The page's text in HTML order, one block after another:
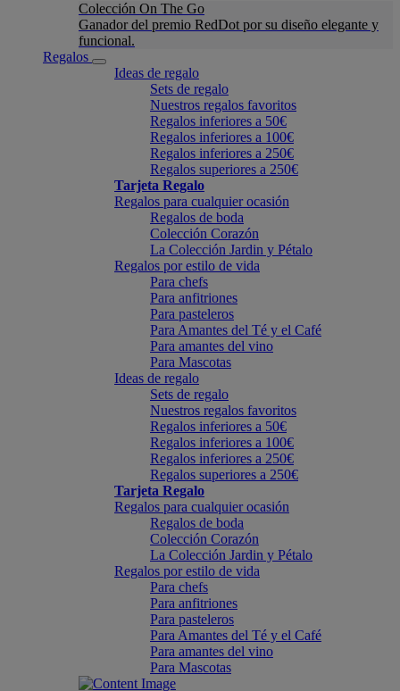
Colección On The Go
Ganador del premio RedDot por su diseño elegante y
funcional.
Regalos
Ideas de regalo
Sets de regalo
Nuestros regalos favoritos
Regalos inferiores a 50€
Regalos inferiores a 100€
Regalos inferiores a 250€
Regalos superiores a 250€
Tarjeta Regalo
Regalos para cualquier ocasión
Regalos de boda
Colección Corazón
La Colección Jardin y Pétalo
Regalos por estilo de vida
Para chefs
Para anfitriones
Para pasteleros
Para Amantes del Té y el Café
Para amantes del vino
Para Mascotas
Ideas de regalo
Sets de regalo
Nuestros regalos favoritos
Regalos inferiores a 50€
Regalos inferiores a 100€
Regalos inferiores a 250€
Regalos superiores a 250€
Tarjeta Regalo
Regalos para cualquier ocasión
Regalos de boda
Colección Corazón
La Colección Jardin y Pétalo
Regalos por estilo de vida
Para chefs
Para anfitriones
Para pasteleros
Para Amantes del Té y el Café
Para amantes del vino
Para Mascotas